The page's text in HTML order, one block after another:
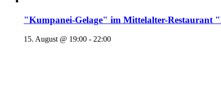
"Kumpanei-Gelage" im Mittelalter-
15. August @ 19:00 - 22:00